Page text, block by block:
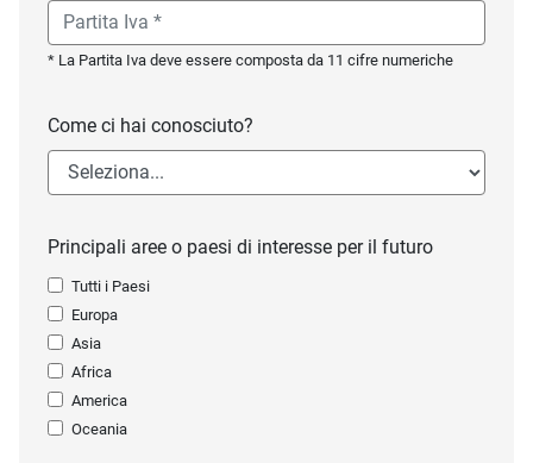
* La Partita Iva deve essere composta da 11 cifre numeriche
Come ci hai conosciuto?
Principali aree o paesi di interesse per il futuro
Tutti i Paesi
Europa
Asia
Africa
America
Oceania